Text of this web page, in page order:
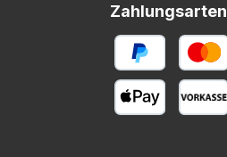
Zahlungsarten